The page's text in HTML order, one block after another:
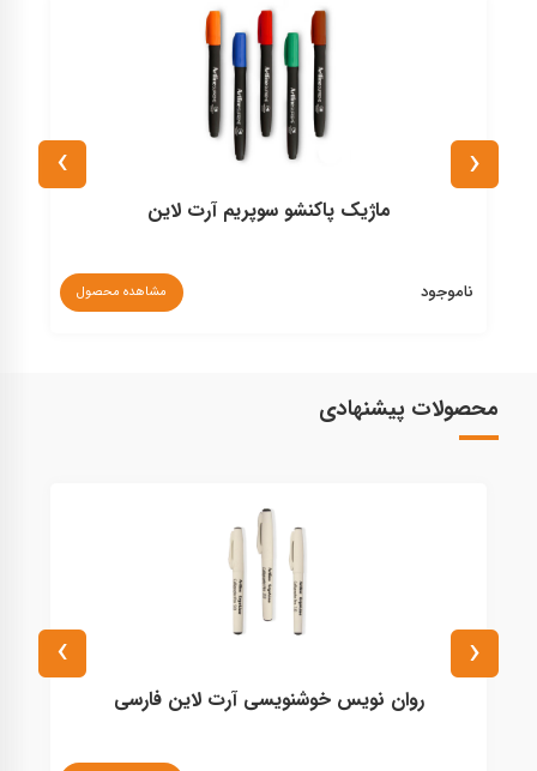
ماژیک پاکنشو سوپریم آرت لاین
ناموجود مشاهده محصول
‹
›
محصولات پیشنهادی
روان نويس خوشنویسی آرت لاين فارسی
‹
›